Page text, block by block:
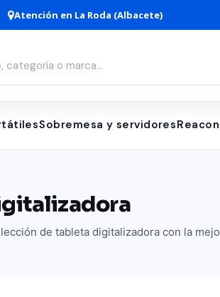
Atención en La Roda (Albacete)
Sobremesa y servidores
de tableta digitalizadora con la